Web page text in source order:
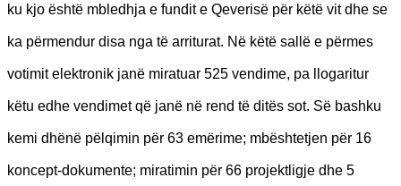
ku kjo është mbledhja e fundit e Qeverisë për këtë vit dhe se
ka përmendur disa nga të arriturat. Në këtë sallë e përmes
votimit elektronik janë miratuar 525 vendime, pa llogaritur
këtu edhe vendimet që janë në rend të ditës sot. Së bashku
kemi dhënë pëlqimin për 63 emërime; mbështetjen për 16
koncept-dokumente; miratimin për 66 projektligje dhe 5